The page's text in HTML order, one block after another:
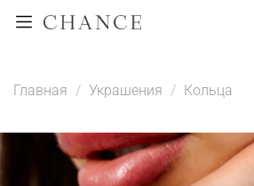
Главная Украшения Кольца